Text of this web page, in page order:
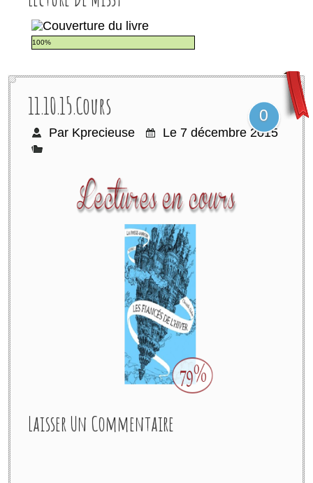
100%
11.10.15.cours 0
Par Kprecieuse Le 7 décembre 2015
Laisser Un Commentaire